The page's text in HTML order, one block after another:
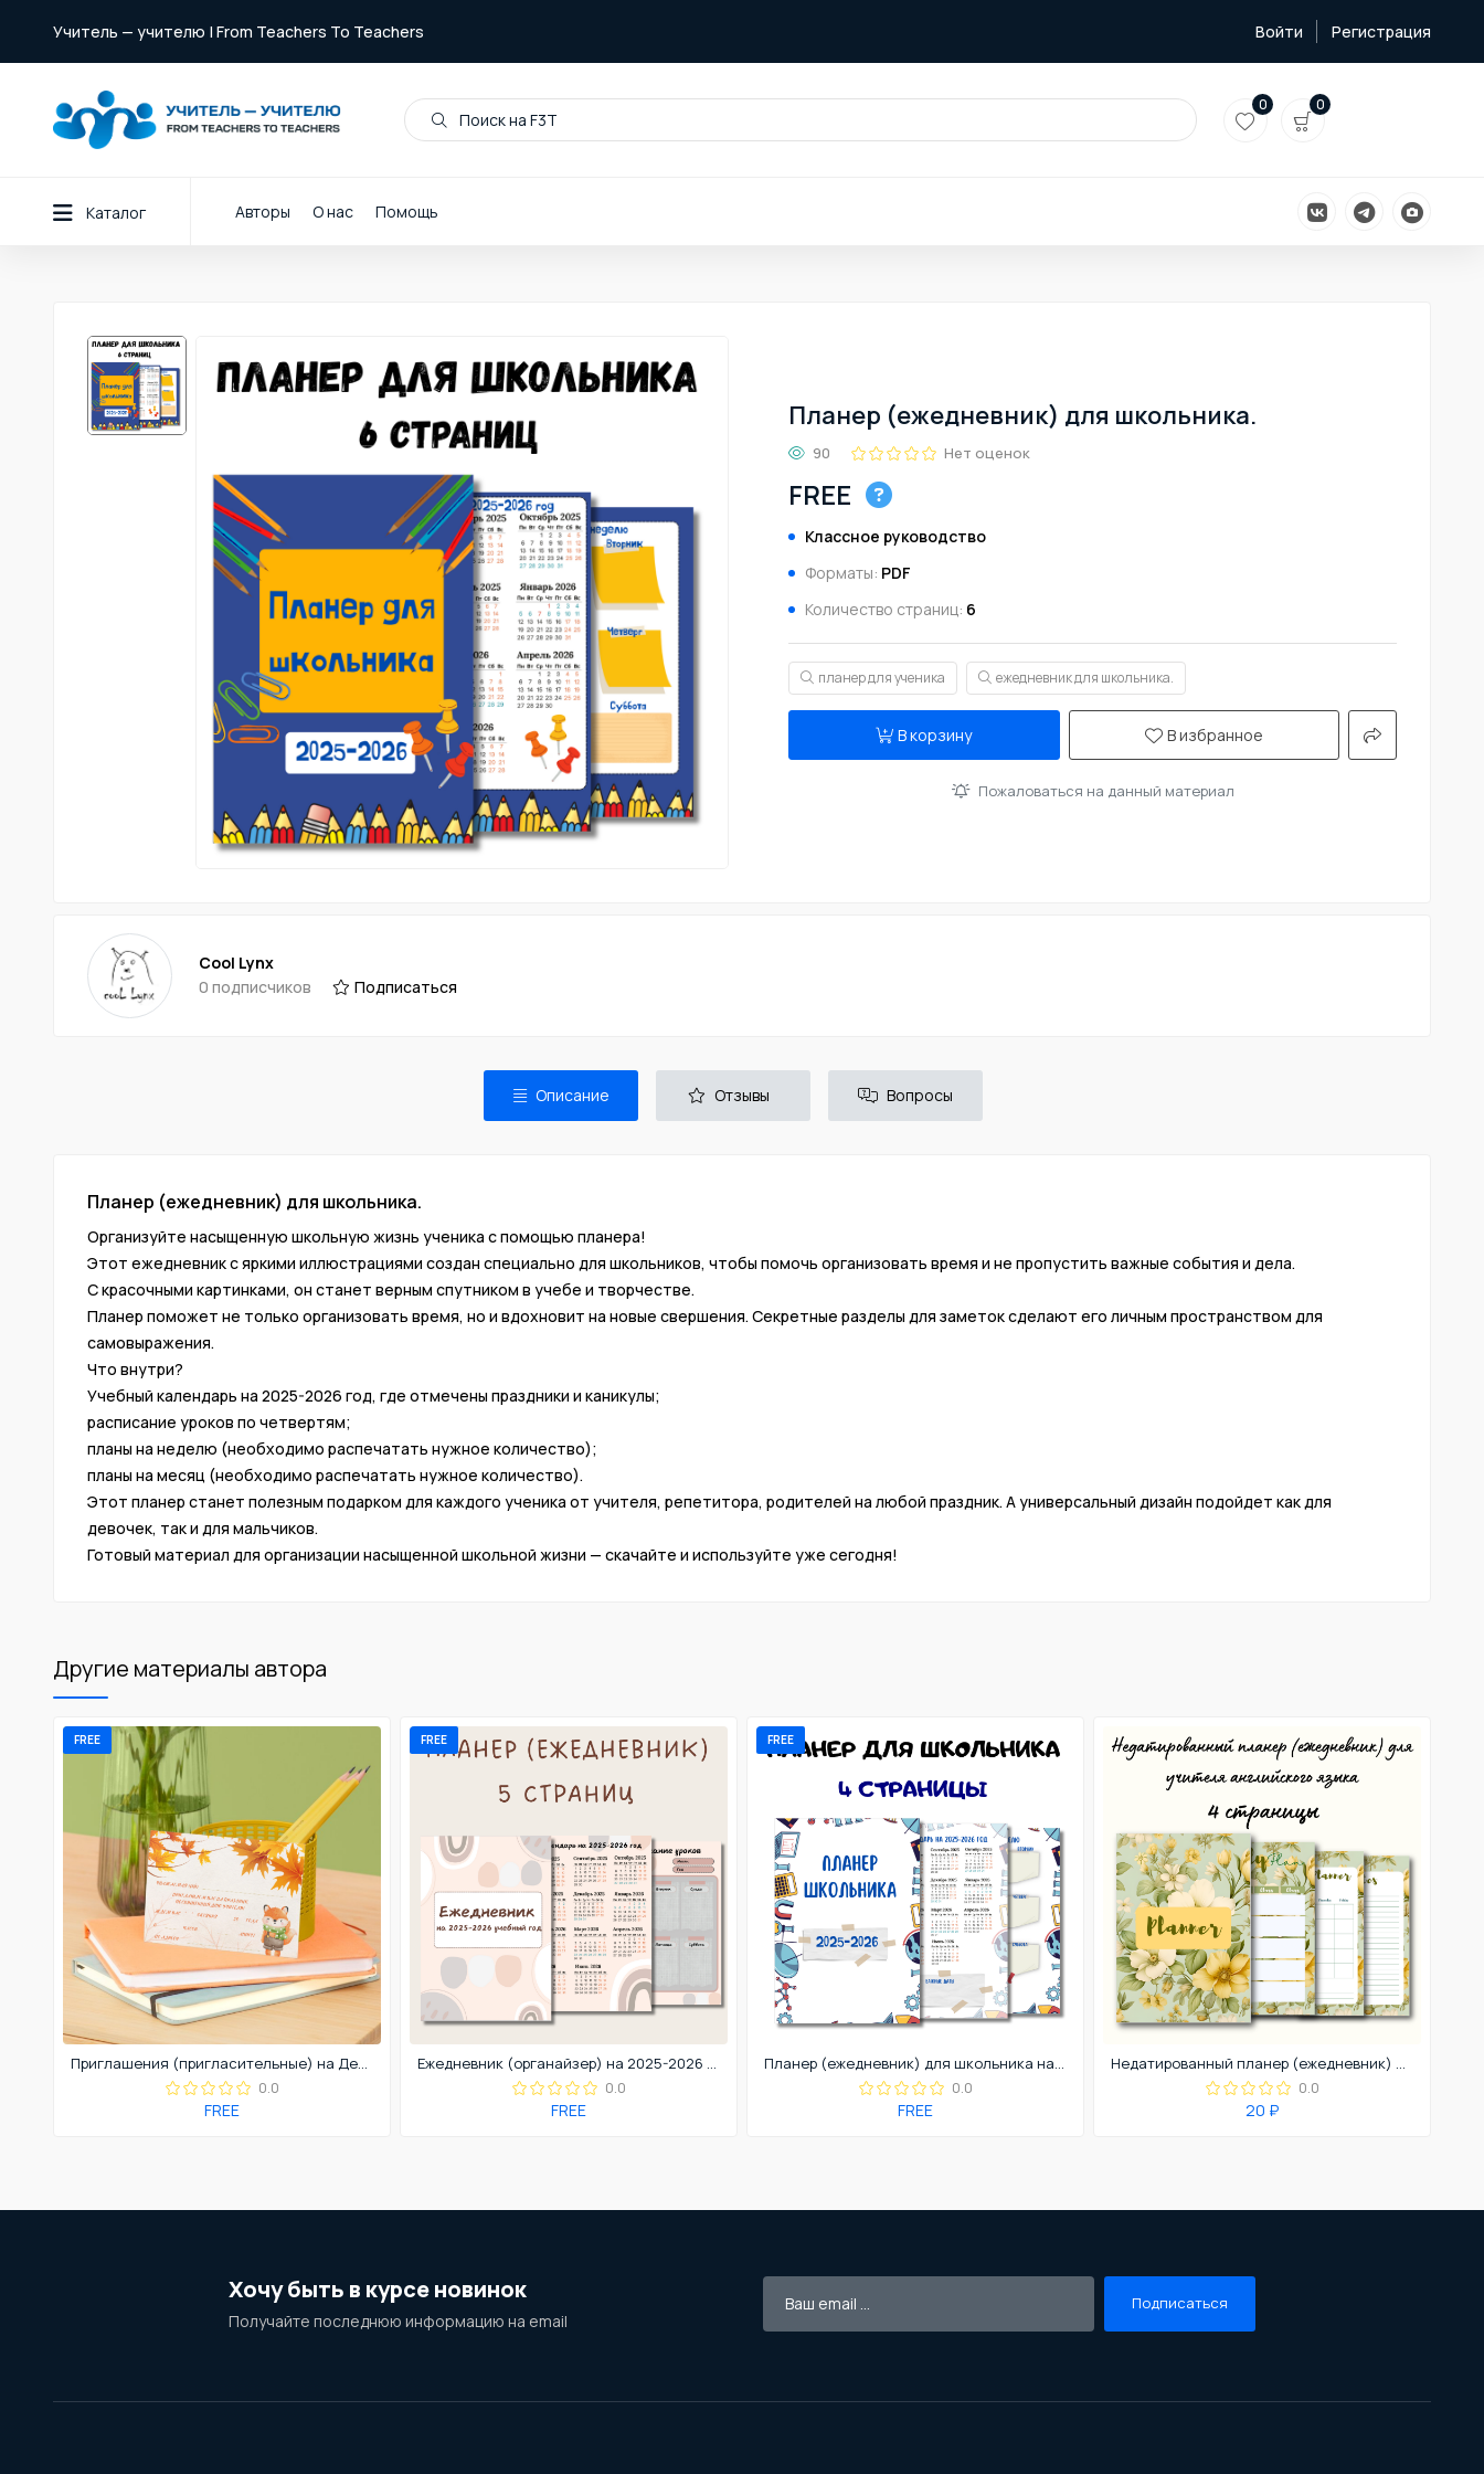
Учитель — учителю | From Teachers To Teachers Войти Регистрация
Поиск на F3T
0 0
Каталог Авторы О нас Помощь
Планер (ежедневник) для школьника.
90 Нет оценок
FREE
Классное руководство
Форматы: PDF
Количество страниц: 6
планер для ученика ежедневник для школьника.
В корзину В избранное
Пожаловаться на данный материал
Cool Lynx
0 подписчиков
Подписаться
Описание Отзывы Вопросы
Планер (ежедневник) для школьника.
Организуйте насыщенную школьную жизнь ученика с помощью планера!
Этот ежедневник с яркими иллюстрациями создан специально для школьников, чтобы помочь организовать время и не пропустить важные события и дела.
С красочными картинками, он станет верным спутником в учебе и творчестве.
Планер поможет не только организовать время, но и вдохновит на новые свершения. Секретные разделы для заметок сделают его личным пространством для
самовыражения.
Что внутри?
Учебный календарь на 2025-2026 год, где отмечены праздники и каникулы;
расписание уроков по четвертям;
планы на неделю (необходимо распечатать нужное количество);
планы на месяц (необходимо распечатать нужное количество).
Этот планер станет полезным подарком для каждого ученика от учителя, репетитора, родителей на любой праздник. А универсальный дизайн подойдет как для
девочек, так и для мальчиков.
Готовый материал для организации насыщенной школьной жизни — скачайте и используйте уже сегодня!
Другие материалы автора
FREE
Приглашения (пригласительные) на День Учителя. 5 октября.
0.0
FREE
FREE
Ежедневник (органайзер) на 2025-2026 учебный год.
0.0
FREE
FREE
Планер (ежедневник) для школьника на 2025-2026 учебный год.
0.0
FREE
Недатированный планер (ежедневник) для учителя английского языка
0.0
20 ₽
Хочу быть в курсе новинок
Получайте последнюю информацию на email
Подписаться